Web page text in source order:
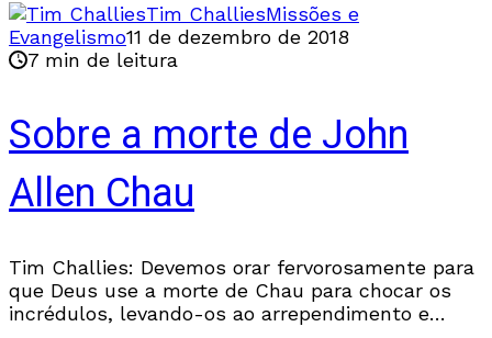
Tim ChalliesMissões e
Evangelismo11 de dezembro de 2018
7 min de leitura
Sobre a morte de John
Allen Chau
Tim Challies: Devemos orar fervorosamente para
que Deus use a morte de Chau para chocar os
incrédulos, levando-os ao arrependimento e